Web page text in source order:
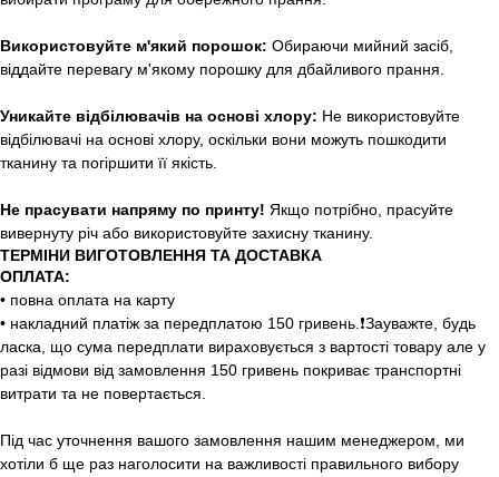
Використовуйте м'який порошок: Обираючи мийний засіб,
віддайте перевагу м'якому порошку для дбайливого прання.
Уникайте відбілювачів на основі хлору: Не використовуйте
відбілювачі на основі хлору, оскільки вони можуть пошкодити
тканину та погіршити її якість.
Не прасувати напряму по принту! Якщо потрібно, прасуйте
вивернуту річ або використовуйте захисну тканину.
ТЕРМІНИ ВИГОТОВЛЕННЯ ТА ДОСТАВКА
ОПЛАТА:
• повна оплата на карту
• накладний платіж за передплатою 150 гривень.❗️Зауважте, будь
ласка, що сума передплати вираховується з вартості товару але у
разі відмови від замовлення 150 гривень покриває транспортні
витрати та не повертається.
Під час уточнення вашого замовлення нашим менеджером, ми
хотіли б ще раз наголосити на важливості правильного вибору